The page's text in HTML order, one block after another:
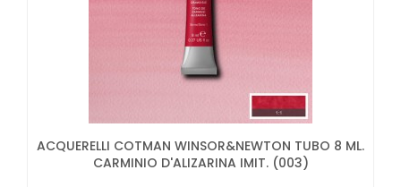
ACQUERELLI COTMAN WINSOR&NEWTON TUBO 8 ML.
CARMINIO D'ALIZARINA IMIT. (003)